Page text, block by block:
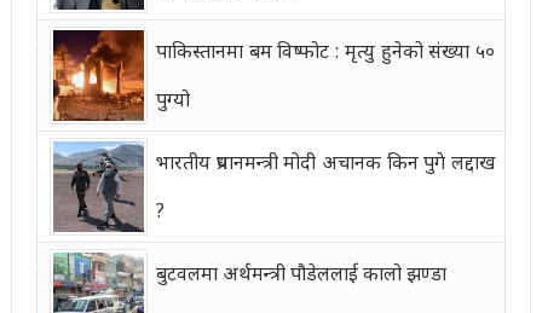
पाकिस्तानमा बम विष्फोट : मृत्यु हुनेको संख्या ५०
पुग्यो
भारतीय प्रधानमन्त्री मोदी अचानक किन पुगे लद्दाख
?
बुटवलमा अर्थमन्त्री पौडेललाई कालो झण्डा